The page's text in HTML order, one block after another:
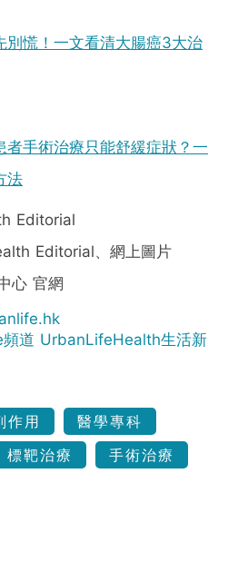
別慌！一文看清大腸癌3大治
者手術治療只能舒緩症狀？一
法
Editorial
Editorial、網上圖片
心 官網
道 UrbanLifeHealth生活新
作用
醫學專科
標靶治療
手術治療